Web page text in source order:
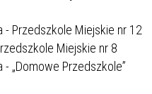
- Przedszkole Miejskie nr 12
Miejskie nr 8
- „Domowe Przedszkole”